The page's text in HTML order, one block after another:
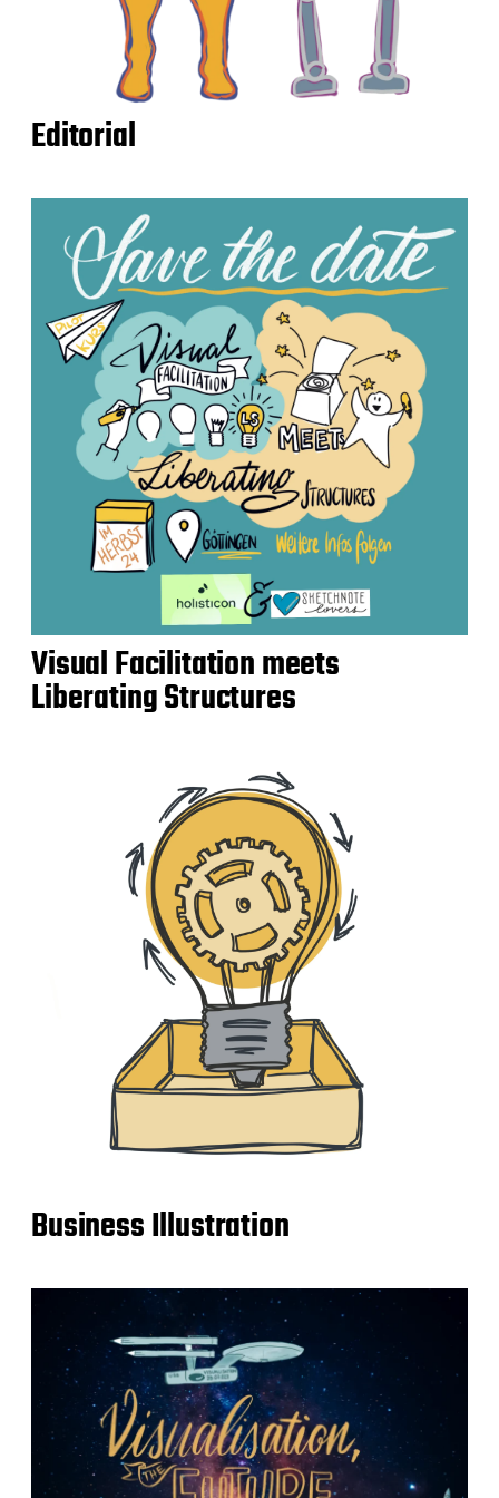
Editorial
Visual Facilitation meets
Liberating Structures
Business Illustration